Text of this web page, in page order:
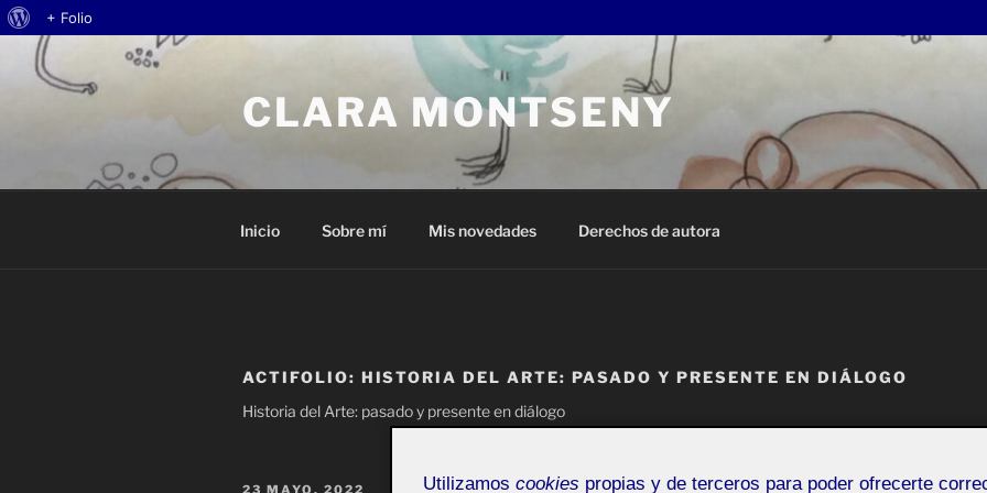
Acerca
de
WordPress
+ Folio
Saltar
contenido
CLARA MONTSENY
Inicio Sobre mí Mis novedades Derechos de autora
ACTIFOLIO: HISTORIA DEL ARTE: PASADO Y PRESENTE EN DIÁLOGO
Historia del Arte: pasado y presente en diálogo
PUBLICADO
23 MAYO, 2022 Utilizamos cookies propias y de terceros para poder ofrecerte